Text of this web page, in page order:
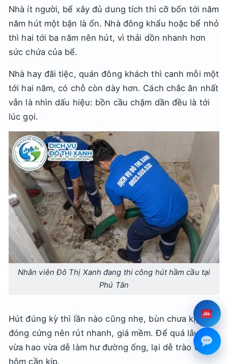
Nhà ít người, bể xây đủ dung tích thì cỡ bốn tới năm
năm hút một bận là ổn. Nhà đông khẩu hoặc bể nhỏ
thì hai tới ba năm nên hút, vì thải dồn nhanh hơn
sức chứa của bể.
Nhà hay đãi tiệc, quán đông khách thì canh mỗi một
tới hai năm, có chỗ còn dày hơn. Cách chắc ăn nhất
vẫn là nhìn dấu hiệu: bồn cầu chậm dần đều là tới
lúc gọi.
Nhân viên Đô Thị Xanh đang thi công hút hầm cầu tại
Phú Tân
Hút đúng kỳ thì lần nào cũng nhẹ, bùn chưa kịp
đóng cứng nên rút nhanh, giá mềm. Để quá lâu thì
vừa hao vừa dễ làm hư đường ống, lại dễ trào đúng
hôm cần kíp.